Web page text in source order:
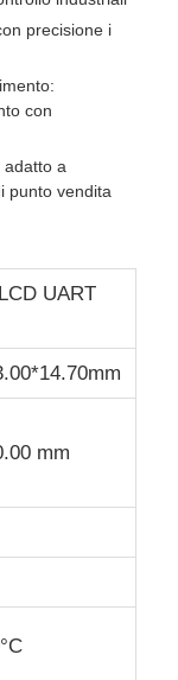
liquidi
precisione i
con
a
punto vendita
UART
mm